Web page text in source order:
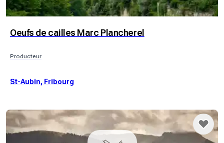
Oeufs de cailles Marc Plancherel
Producteur
St-Aubin, Fribourg